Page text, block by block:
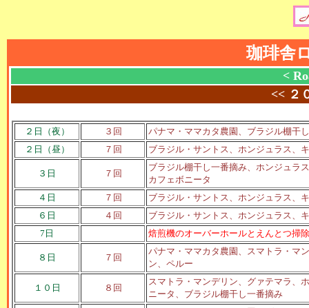
珈琲舎
<
<< ２
２日（夜） ３回
パナマ・ママカタ農園、ブラジル棚干
２日（昼）
７回 ブラジル・サントス、ホンジュラス、
３日 ７回
ブラジル棚干し一番摘み、ホンジュラ
カフェボニータ
４日
７回
ブラジル・サントス、ホンジュラス、
６日
４回
ブラジル・サントス、ホンジュラス、
7日
焙煎機のオーバーホールとえんとつ掃除
８日 ７回
パナマ・ママカタ農園、スマトラ・マ
ン、ペルー
１０日 ８回
スマトラ・マンデリン、グァテマラ、
ニータ、ブラジル棚干し一番摘み